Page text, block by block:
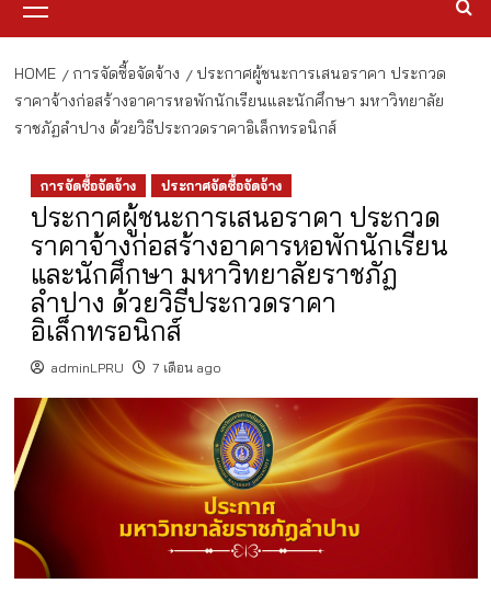
Menu
HOME การจัดซื้อจัดจ้าง
ประกาศผู้ชนะการเสนอราคา ประกวด
ราคาจ้างก่อสร้างอาคารหอพักนักเรียนและนักศึกษา มหาวิทยาลัย
ราชภัฏลำปาง ด้วยวิธีประกวดราคาอิเล็กทรอนิกส์
การจัดซื้อจัดจ้าง ประกาศจัดซื้อจัดจ้าง
ประกาศผู้ชนะการเสนอราคา ประกวด
ราคาจ้างก่อสร้างอาคารหอพักนักเรียน
และนักศึกษา มหาวิทยาลัยราชภัฏ
ลำปาง ด้วยวิธีประกวดราคา
อิเล็กทรอนิกส์
adminLPRU 7 เดือน ago